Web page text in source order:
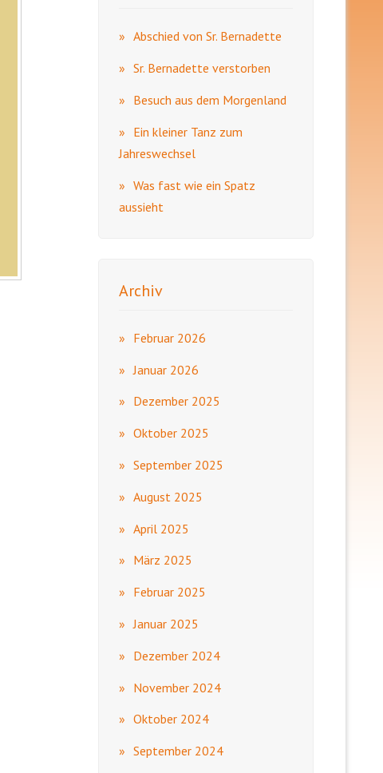
Abschied von Sr. Bernadette
Sr. Bernadette verstorben
Besuch aus dem Morgenland
Ein kleiner Tanz zum
Jahreswechsel
Was fast wie ein Spatz
aussieht
Archiv
Februar 2026
Januar 2026
Dezember 2025
Oktober 2025
September 2025
August 2025
April 2025
März 2025
Februar 2025
Januar 2025
Dezember 2024
November 2024
Oktober 2024
September 2024